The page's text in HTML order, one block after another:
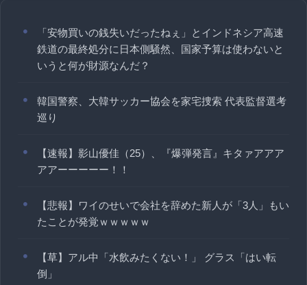
「安物買いの銭失いだったねぇ」とインドネシア高速
鉄道の最終処分に日本側騒然、国家予算は使わないと
いうと何が財源なんだ？
韓国警察、大韓サッカー協会を家宅捜索 代表監督選考
巡り
【速報】影山優佳（25）、『爆弾発言』キタァアアア
アアーーーーー！！
【悲報】ワイのせいで会社を辞めた新人が「3人」もい
たことが発覚ｗｗｗｗｗ
【草】アル中「水飲みたくない！」 グラス「はい転
倒」